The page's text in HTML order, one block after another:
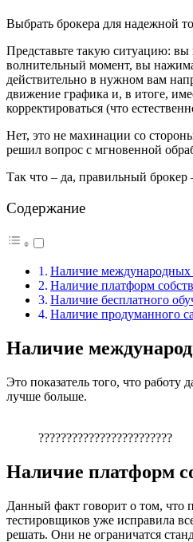
Выбрать брокера для надежной
Представьте такую ситуацию:
волнительный момент, вы
действительно в нужном вам
движение графика и, в итоге,
корректироваться (что
Нет, это не махинации со
решил вопрос с мгновенной
Так что – да, правильный
Содержание
Наличие международных
Наличие платформ
Наличие бесплатного
Наличие продуманного
Наличие
Это показатель того, что
лучше больше.
????????????????????????
Наличие платформ
Данный факт говорит о том, что
тестировщиков уже исправила
решать. Они не ограничатся